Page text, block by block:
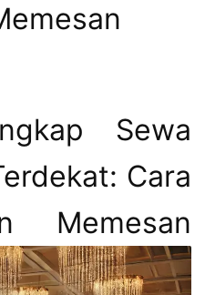
Sewa
Cara
Memesan